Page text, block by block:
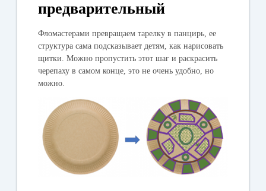
предварительный
Фломастерами превращаем тарелку в панцирь, ее
структура сама подсказывает детям, как нарисовать
щитки. Можно пропустить этот шаг и раскрасить
черепаху в самом конце, это не очень удобно, но
можно.